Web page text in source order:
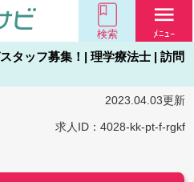
検索
menu
ﾒﾆｭｰ
タッフ募集！| 理学療法士 | 訪問
2023.04.03更新
求人ID：4028-kk-pt-f-rgkf